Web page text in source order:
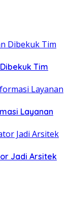
Tim
Layanan
Jadi Arsitek